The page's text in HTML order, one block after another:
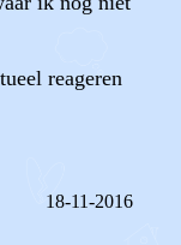
reageren
18-11-2016